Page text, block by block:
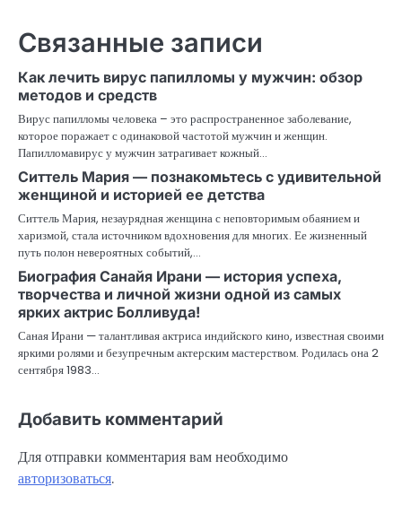
Связанные записи
Как лечить вирус папилломы у мужчин: обзор
методов и средств
Вирус папилломы человека – это распространенное заболевание,
которое поражает с одинаковой частотой мужчин и женщин.
Папилломавирус у мужчин затрагивает кожный…
Ситтель Мария — познакомьтесь с удивительной
женщиной и историей ее детства
Ситтель Мария, незаурядная женщина с неповторимым обаянием и
харизмой, стала источником вдохновения для многих. Ее жизненный
путь полон невероятных событий,…
Биография Санайя Ирани — история успеха,
творчества и личной жизни одной из самых
ярких актрис Болливуда!
Саная Ирани — талантливая актриса индийского кино, известная своими
яркими ролями и безупречным актерским мастерством. Родилась она 2
сентября 1983…
Добавить комментарий
Для отправки комментария вам необходимо
авторизоваться.